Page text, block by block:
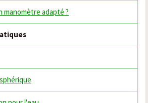
manomètre adapté ?